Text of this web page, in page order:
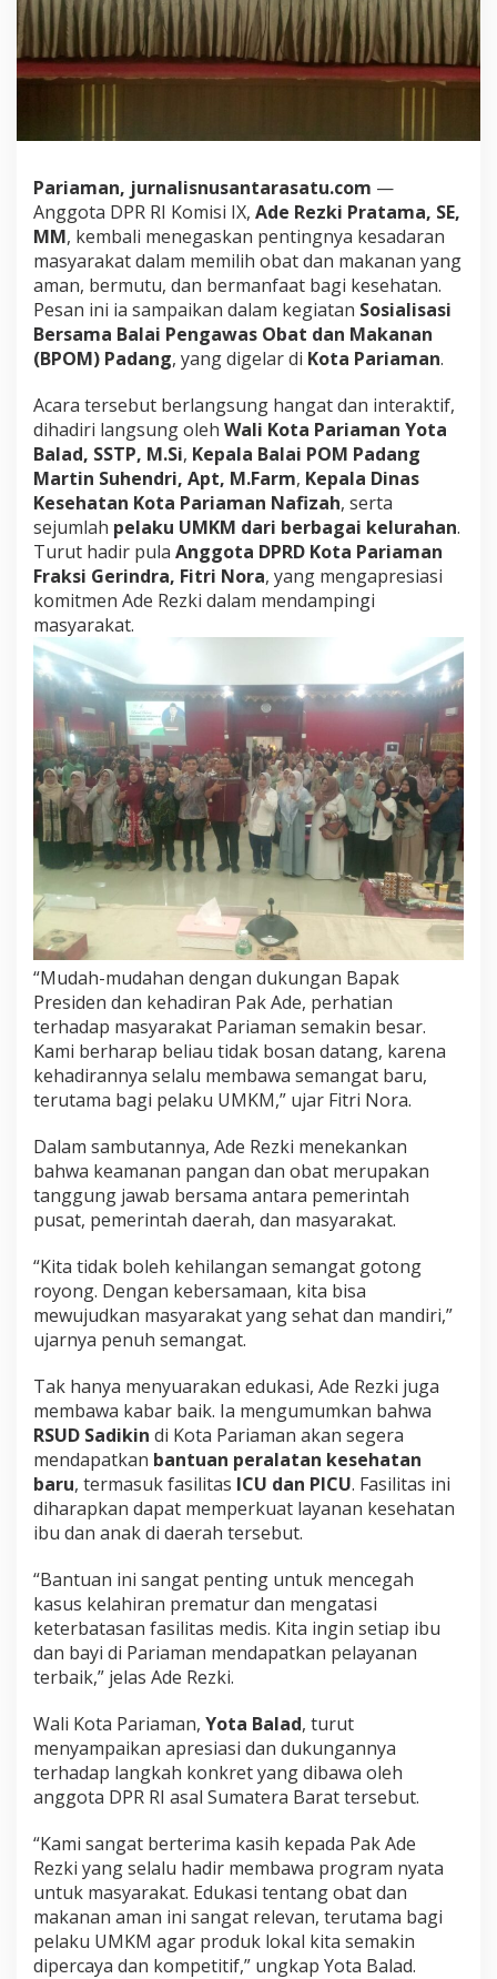
k
a
n
K
r
a
n
K
o
n
s
u
m
e
P
a
r
i
m
a
n
:
P
i
O
b
a
t
d
a
n
a
k
n
A
m
a
n
!
Pariaman, jurnalisnusantarasatu.com —
Anggota DPR RI Komisi IX, Ade Rezki Pratama, SE,
MM, kembali menegaskan pentingnya kesadaran
masyarakat dalam memilih obat dan makanan yang
aman, bermutu, dan bermanfaat bagi kesehatan.
Pesan ini ia sampaikan dalam kegiatan Sosialisasi
Bersama Balai Pengawas Obat dan Makanan
(BPOM) Padang, yang digelar di Kota Pariaman.
Acara tersebut berlangsung hangat dan interaktif,
dihadiri langsung oleh Wali Kota Pariaman Yota
Balad, SSTP, M.Si, Kepala Balai POM Padang
Martin Suhendri, Apt, M.Farm, Kepala Dinas
Kesehatan Kota Pariaman Nafizah, serta
sejumlah pelaku UMKM dari berbagai kelurahan.
Turut hadir pula Anggota DPRD Kota Pariaman
Fraksi Gerindra, Fitri Nora, yang mengapresiasi
komitmen Ade Rezki dalam mendampingi
masyarakat.
“Mudah-mudahan dengan dukungan Bapak
Presiden dan kehadiran Pak Ade, perhatian
terhadap masyarakat Pariaman semakin besar.
Kami berharap beliau tidak bosan datang, karena
kehadirannya selalu membawa semangat baru,
terutama bagi pelaku UMKM,” ujar Fitri Nora.
Dalam sambutannya, Ade Rezki menekankan
bahwa keamanan pangan dan obat merupakan
tanggung jawab bersama antara pemerintah
pusat, pemerintah daerah, dan masyarakat.
“Kita tidak boleh kehilangan semangat gotong
royong. Dengan kebersamaan, kita bisa
mewujudkan masyarakat yang sehat dan mandiri,”
ujarnya penuh semangat.
Tak hanya menyuarakan edukasi, Ade Rezki juga
membawa kabar baik. Ia mengumumkan bahwa
RSUD Sadikin di Kota Pariaman akan segera
mendapatkan bantuan peralatan kesehatan
baru, termasuk fasilitas ICU dan PICU. Fasilitas ini
diharapkan dapat memperkuat layanan kesehatan
ibu dan anak di daerah tersebut.
“Bantuan ini sangat penting untuk mencegah
kasus kelahiran prematur dan mengatasi
keterbatasan fasilitas medis. Kita ingin setiap ibu
dan bayi di Pariaman mendapatkan pelayanan
terbaik,” jelas Ade Rezki.
Wali Kota Pariaman, Yota Balad, turut
menyampaikan apresiasi dan dukungannya
terhadap langkah konkret yang dibawa oleh
anggota DPR RI asal Sumatera Barat tersebut.
“Kami sangat berterima kasih kepada Pak Ade
Rezki yang selalu hadir membawa program nyata
untuk masyarakat. Edukasi tentang obat dan
makanan aman ini sangat relevan, terutama bagi
pelaku UMKM agar produk lokal kita semakin
dipercaya dan kompetitif,” ungkap Yota Balad.